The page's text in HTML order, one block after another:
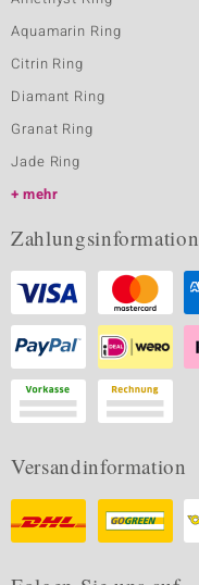
Aquamarin Ring
Citrin Ring
Diamant Ring
Granat Ring
Jade Ring
mehr
Zahlungsinformation
Versandinformation